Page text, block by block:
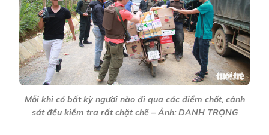
Mỗi khi có bất kỳ người nào đi qua các điểm chốt, cảnh
sát đều kiểm tra rất chặt chẽ – Ảnh: DANH TRỌNG